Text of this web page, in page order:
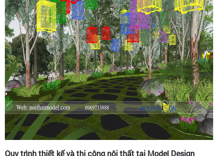
Quy trình thiết kế và thi công nội thất tại Model Design